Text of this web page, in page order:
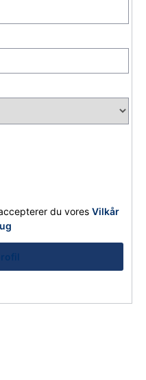
du vores Vilkår